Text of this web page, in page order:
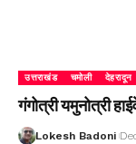
उत्तराखंड चमोली देहरादून
गंगोत्री यमुनोत्री
Lokesh Badoni